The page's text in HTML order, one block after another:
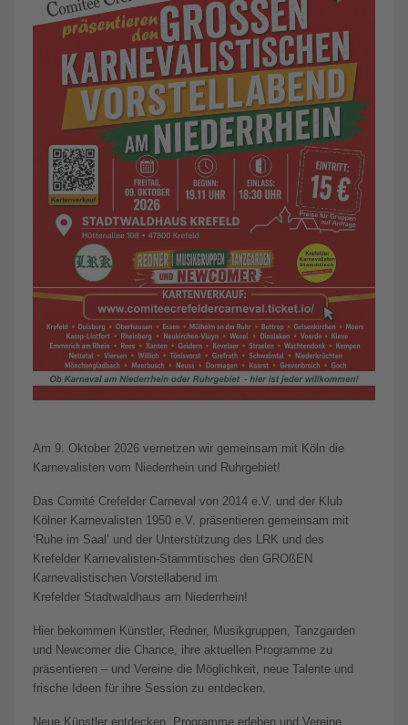
Am 9. Oktober 2026 vernetzen wir gemeinsam mit Köln die
Karnevalisten vom Niederrhein und Ruhrgebiet!
Das Comité Crefelder Carneval von 2014 e.V. und der Klub
Kölner Karnevalisten 1950 e.V. präsentieren gemeinsam mit
‘Ruhe im Saal’ und der Unterstützung des LRK und des
Krefelder Karnevalisten-Stammtisches den GROßEN
Karnevalistischen Vorstellabend im
Krefelder Stadtwaldhaus am Niederrhein!
Hier bekommen Künstler, Redner, Musikgruppen, Tanzgarden
und Newcomer die Chance, ihre aktuellen Programme zu
präsentieren – und Vereine die Möglichkeit, neue Talente und
frische Ideen für ihre Session zu entdecken.
Neue Künstler entdecken, Programme erleben und Vereine